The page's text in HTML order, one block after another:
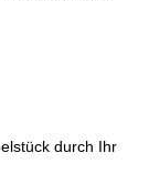
durch Ihr